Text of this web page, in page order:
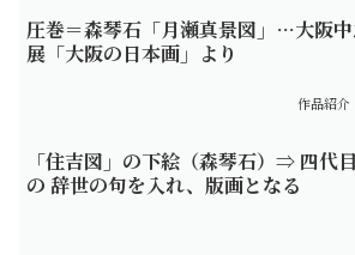
圧巻＝森琴石「月瀬真景図」…大阪
展「大阪の日本画」より
作品紹介
「住吉図」の下絵（森琴石）⇒ 四代
の 辞世の句を入れ、版画となる